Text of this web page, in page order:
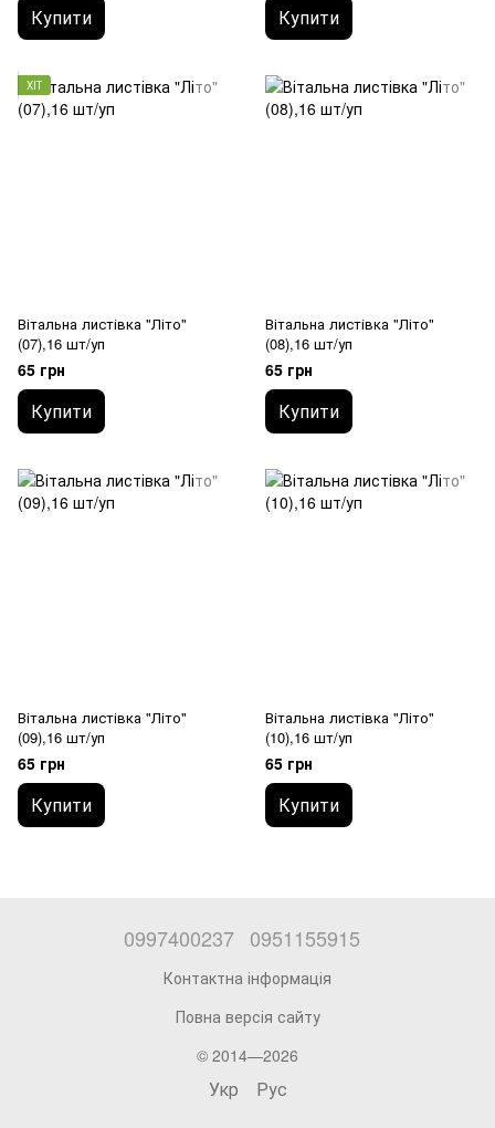
Купити Купити
ХІТ
Вітальна листівка "Літо"
(07),16 шт/уп
65 грн
Купити
Вітальна листівка "Літо"
(08),16 шт/уп
65 грн
Купити
Вітальна листівка "Літо"
(09),16 шт/уп
65 грн
Купити
Вітальна листівка "Літо"
(10),16 шт/уп
65 грн
Купити
0997400237 0951155915
Контактна інформація
Повна версія сайту
© 2014—2026
Укр Рус